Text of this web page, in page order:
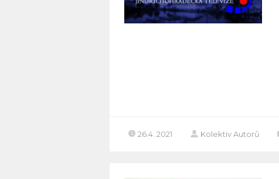
26.4. 2021 Kolektiv Autorů